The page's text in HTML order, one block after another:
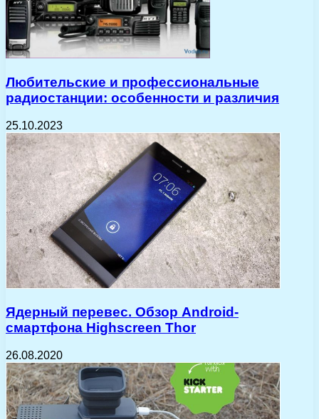
Любительские и профессиональные
радиостанции: особенности и различия
25.10.2023
Ядерный перевес. Обзор Android-
смартфона Highscreen Thor
26.08.2020